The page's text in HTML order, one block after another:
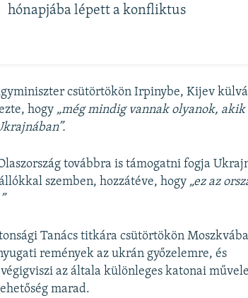
hónapjába lépett a konfliktus
csütörtökön Irpinybe, Kijev
hogy „még mindig vannak olyanok,
továbbra is támogatni fogja
szemben, hozzátéve, hogy „ez az
Tanács titkára csütörtökön
remények az ukrán győzelemre, és
az általa különleges katonai
marad.